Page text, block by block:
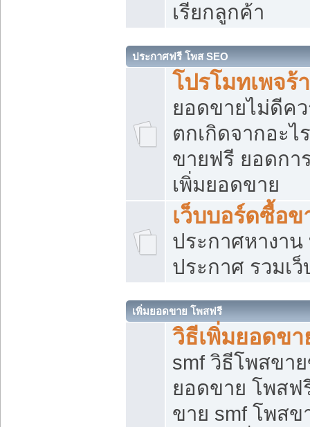
เรียกลูกค้า
ประกาศฟรี โพส SEO
โปรโมทเพจร้
ยอดขายไม่ดีค
ตกเกิดจากอะไ
ขายฟรี ยอดกา
เพิ่มยอดขาย
เว็บบอร์ดซื้อข
ประกาศหางาน
ประกาศ รวมเ
เพิ่มยอดขาย โพสฟรี
วิธีเพิ่มยอดข
smf วิธีโพสขา
ยอดขาย โพสฟ
ขาย smf โพส